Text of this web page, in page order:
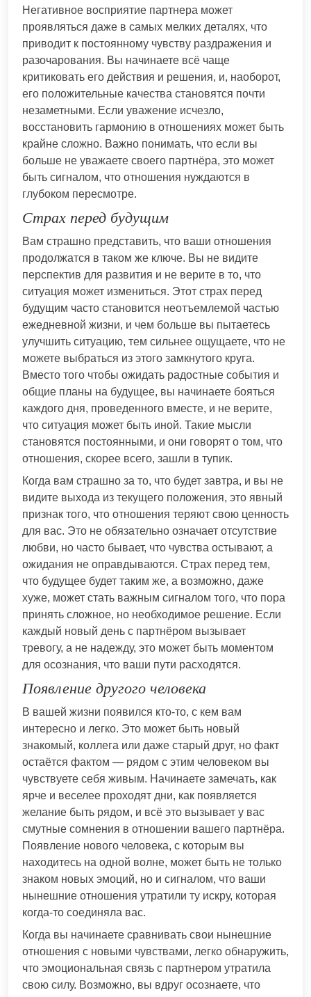
Негативное восприятие партнера может
проявляться даже в самых мелких деталях, что
приводит к постоянному чувству раздражения и
разочарования. Вы начинаете всё чаще
критиковать его действия и решения, и, наоборот,
его положительные качества становятся почти
незаметными. Если уважение исчезло,
восстановить гармонию в отношениях может быть
крайне сложно. Важно понимать, что если вы
больше не уважаете своего партнёра, это может
быть сигналом, что отношения нуждаются в
глубоком пересмотре.
Страх перед будущим
Вам страшно представить, что ваши отношения
продолжатся в таком же ключе. Вы не видите
перспектив для развития и не верите в то, что
ситуация может измениться. Этот страх перед
будущим часто становится неотъемлемой частью
ежедневной жизни, и чем больше вы пытаетесь
улучшить ситуацию, тем сильнее ощущаете, что не
можете выбраться из этого замкнутого круга.
Вместо того чтобы ожидать радостные события и
общие планы на будущее, вы начинаете бояться
каждого дня, проведенного вместе, и не верите,
что ситуация может быть иной. Такие мысли
становятся постоянными, и они говорят о том, что
отношения, скорее всего, зашли в тупик.
Когда вам страшно за то, что будет завтра, и вы не
видите выхода из текущего положения, это явный
признак того, что отношения теряют свою ценность
для вас. Это не обязательно означает отсутствие
любви, но часто бывает, что чувства остывают, а
ожидания не оправдываются. Страх перед тем,
что будущее будет таким же, а возможно, даже
хуже, может стать важным сигналом того, что пора
принять сложное, но необходимое решение. Если
каждый новый день с партнёром вызывает
тревогу, а не надежду, это может быть моментом
для осознания, что ваши пути расходятся.
Появление другого человека
В вашей жизни появился кто-то, с кем вам
интересно и легко. Это может быть новый
знакомый, коллега или даже старый друг, но факт
остаётся фактом — рядом с этим человеком вы
чувствуете себя живым. Начинаете замечать, как
ярче и веселее проходят дни, как появляется
желание быть рядом, и всё это вызывает у вас
смутные сомнения в отношении вашего партнёра.
Появление нового человека, с которым вы
находитесь на одной волне, может быть не только
знаком новых эмоций, но и сигналом, что ваши
нынешние отношения утратили ту искру, которая
когда-то соединяла вас.
Когда вы начинаете сравнивать свои нынешние
отношения с новыми чувствами, легко обнаружить,
что эмоциональная связь с партнером утратила
свою силу. Возможно, вы вдруг осознаете, что